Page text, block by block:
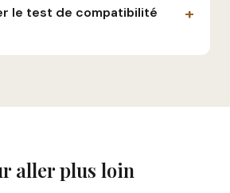
le test de compatibilité
+
aller plus loin